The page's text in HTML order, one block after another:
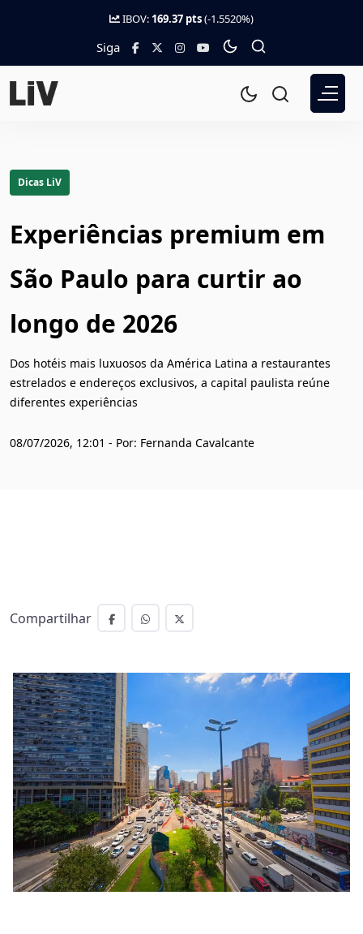
IBOV: 169.37 pts(-1.5520%)
Siga
Dicas LiV
Experiências premium em
São Paulo para curtir ao
longo de 2026
Dos hotéis mais luxuosos da América Latina a restaurantes
estrelados e endereços exclusivos, a capital paulista reúne
diferentes experiências
08/07/2026, 12:01 - Por: Fernanda Cavalcante
Compartilhar